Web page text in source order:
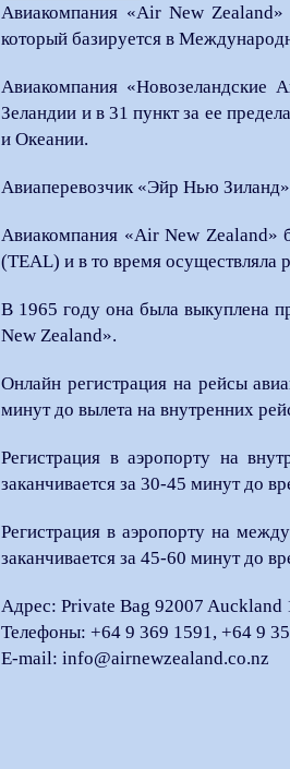
Авиакомпания «Air New Zealand»
который базируется в
Авиакомпания «Новозеландские
Зеландии и в 31 пункт за ее
и Океании.
Авиаперевозчик «Эйр Нью
Авиакомпания «Air New Zealand»
(TEAL) и в то время осуществляла
В 1965 году она была выкуплена
New Zealand».
Онлайн регистрация на рейсы
минут до вылета на внутренних
Регистрация в аэропорту на
заканчивается за 30-45 минут до
Регистрация в аэропорту на
заканчивается за 45-60 минут до
Адрес: Private Bag 92007 Auckland
Телефоны: +64 9 369 1591, +64 9
E-mail: info@airnewzealand.co.nz